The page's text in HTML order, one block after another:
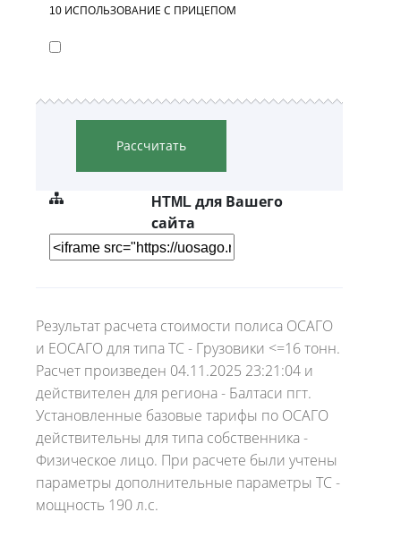
10 ИСПОЛЬЗОВАНИЕ С ПРИЦЕПОМ
Рассчитать
HTML для Вашего
сайта
Результат расчета стоимости полиса ОСАГО
и ЕОСАГО для типа ТС - Грузовики <=16 тонн.
Расчет произведен 04.11.2025 23:21:04 и
действителен для региона - Балтаси пгт.
Установленные базовые тарифы по ОСАГО
действительны для типа собственника -
Физическое лицо. При расчете были учтены
параметры дополнительные параметры ТС -
мощность 190 л.с.